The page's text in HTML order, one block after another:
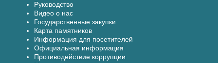
Руководство
Видео о нас
Государственные закупки
Карта памятников
Информация для посетителей
Официальная информация
Противодействие коррупции